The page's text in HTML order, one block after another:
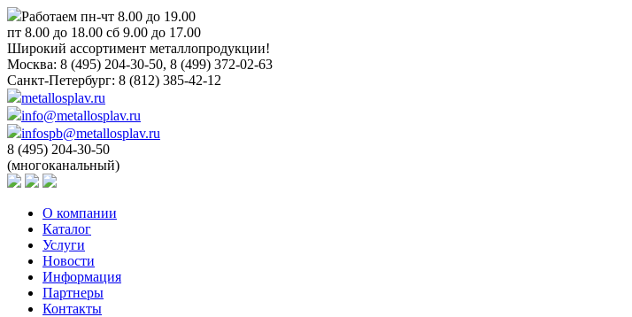
Работаем пн-чт 8.00 до 19.00
пт 8.00 до 18.00 сб 9.00 до 17.00
Широкий ассортимент металлопродукции!
Москва: 8 (495) 204-30-50, 8 (499) 372-02-63
Санкт-Петербург: 8 (812) 385-42-12
metallosplav.ru
info@metallosplav.ru
infospb@metallosplav.ru
8 (495) 204-30-50
(многоканальный)
О компании
Каталог
Услуги
Новости
Информация
Партнеры
Контакты